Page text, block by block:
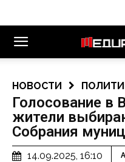
НОВОСТИ
Голосование в
жители
Собрания
14.09.2025, 16:10